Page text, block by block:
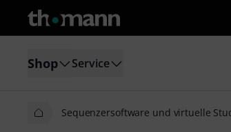
Shop Service
Sequenzersoftware und virtuelle